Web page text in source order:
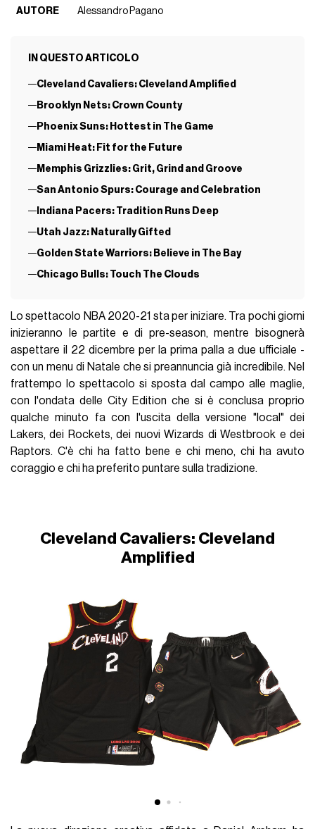
AUTORE
Alessandro Pagano
IN QUESTO ARTICOLO
Cleveland Cavaliers: Cleveland Amplified
Brooklyn Nets: Crown County
Phoenix Suns: Hottest in The Game
Miami Heat: Fit for the Future
Memphis Grizzlies: Grit, Grind and Groove
San Antonio Spurs: Courage and Celebration
Indiana Pacers: Tradition Runs Deep
Utah Jazz: Naturally Gifted
Golden State Warriors: Believe in The Bay
Chicago Bulls: Touch The Clouds
Lo spettacolo NBA 2020-21 sta per iniziare. Tra pochi giorni
inizieranno le partite e di pre-season, mentre bisognerà
aspettare il 22 dicembre per la prima palla a due ufficiale -
con un menu di Natale che si preannuncia già incredibile. Nel
frattempo lo spettacolo si sposta dal campo alle maglie,
con l'ondata delle City Edition che si è conclusa proprio
qualche minuto fa con l'uscita della versione "local" dei
Lakers, dei Rockets, dei nuovi Wizards di Westbrook e dei
Raptors. C'è chi ha fatto bene e chi meno, chi ha avuto
coraggio e chi ha preferito puntare sulla tradizione.
Cleveland Cavaliers: Cleveland
Amplified